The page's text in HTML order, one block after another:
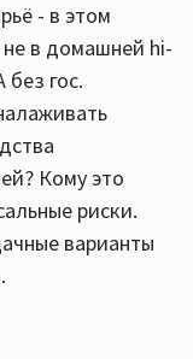
- в этом
не в домашней hi-
гос.
Кому это
риски.
варианты